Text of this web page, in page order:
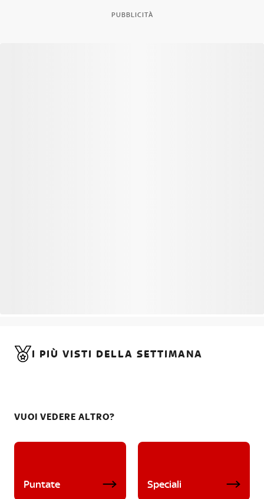
PUBBLICITÀ
I PIÙ VISTI DELLA SETTIMANA
VUOI VEDERE ALTRO?
Puntate Speciali